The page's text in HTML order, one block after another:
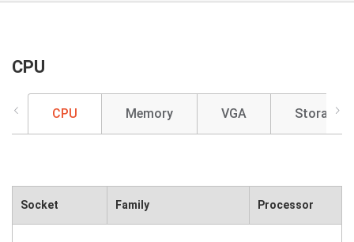
CPU
CPU Memory VGA Storage
Socket Family Processor